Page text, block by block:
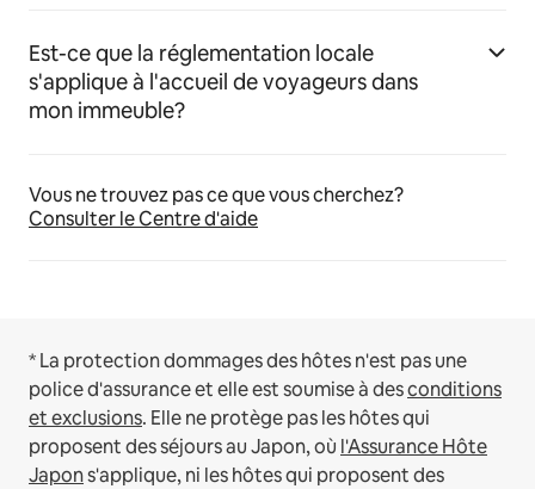
Est-ce que la réglementation locale
s'applique à l'accueil de voyageurs dans
mon immeuble?
Vous ne trouvez pas ce que vous cherchez?
Consulter le Centre d'aide
* La protection dommages des hôtes n'est pas une
police d'assurance et elle est soumise à desconditions
et exclusions. Elle ne protège pas les hôtes qui
proposent des séjours au Japon, où l'Assurance Hôte
Japons'applique, ni les hôtes qui proposent des